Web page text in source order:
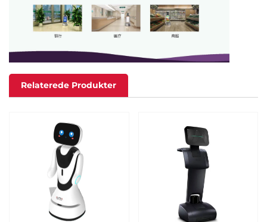
Relaterede Produkter